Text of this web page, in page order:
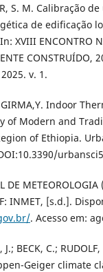
S. M. Calibração
de edificação
XVIII ENCONTRO
CONSTRUÍDO,
v. 1.
GIRMA,Y. Indoor
of Modern and
of Ethiopia.
DE
INMET, [s.d.].
. Acesso em:
J.; BECK, C.;
Geiger climate